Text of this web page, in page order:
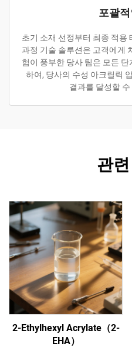
포괄적
초기 소재 선정부터 최종 적용
과정 기술 솔루션은 고객에게
험이 풍부한 당사 팀은 모든
하여, 당사의 수성 아크릴릭
결과를 달성할
관
2-Ethylhexyl Acrylate（2-
EHA）